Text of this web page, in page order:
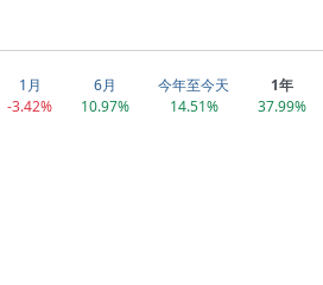
1月
-3.42%
6月
10.97%
今年至今天
14.51%
1年
37.99%